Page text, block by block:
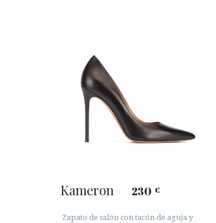
Kameron 230 €
Zapato de salón con tacón de aguja y